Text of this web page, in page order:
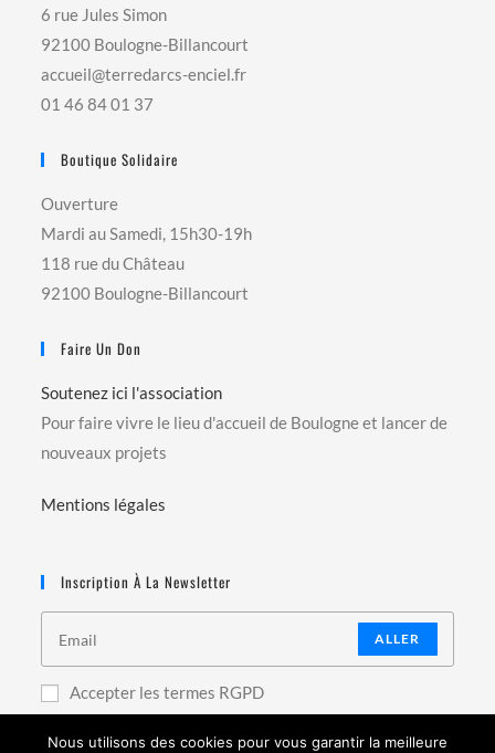
6 rue Jules Simon
92100 Boulogne-Billancourt
accueil@terredarcs-enciel.fr
01 46 84 01 37
Boutique Solidaire
Ouverture
Mardi au Samedi, 15h30-19h
118 rue du Château
92100 Boulogne-Billancourt
Faire Un Don
Soutenez ici l'association
Pour faire vivre le lieu d'accueil de Boulogne et lancer de
nouveaux projets
Mentions légales
Inscription À La Newsletter
ALLER
Accepter les termes RGPD
Nous utilisons des cookies pour vous garantir la meilleure